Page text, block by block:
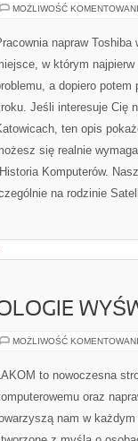
MOŻLIWOŚĆ
napraw
w którym
a dopiero potem
Jeśli interesuje Cię
ten opis
się realnie
Komputerów.
na rodzinie
MOŻLIWOŚĆ
to nowoczesna
oraz
nam w